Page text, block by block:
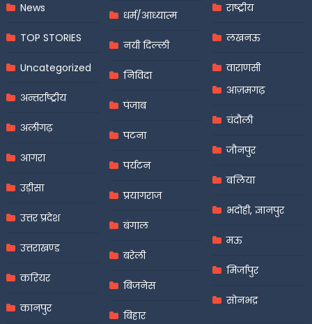
News
TOP STORIES
Uncategorized
अन्तर्राष्ट्रीय
अलीगढ़
आगरा
उड़ीसा
उत्तर प्रदेश
उत्तराखण्ड
करियर
कानपुर
धर्म/आध्यात्म
नयी दिल्ली
निविदा
पंजाब
पटना
पर्यटन
प्रयागराज
बंगाल
बरेली
बिजनेस
बिहार
राष्ट्रीय
लखनऊ
वाराणसी
आज़मगढ़
चंदौली
जौनपुर
बलिया
भदोही, ज्ञानपुर
मऊ
मिर्जापुर
सोनभद्र